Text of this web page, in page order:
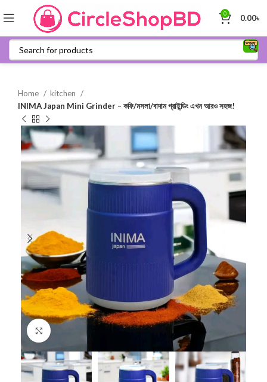
0 0.00৳
Home
kitchen
INIMA Japan Mini Grinder – কফি/মসলা/বাদাম গ্রাইন্ডিং এখন আরও সহজ!